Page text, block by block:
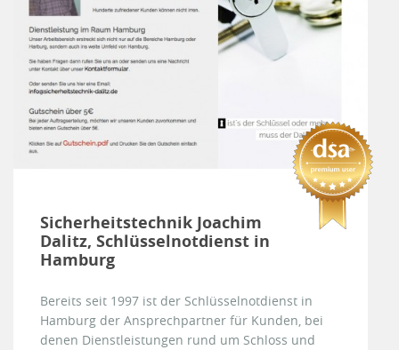
Sicherheitstechnik Joachim
Dalitz, Schlüsselnotdienst in
Hamburg
Bereits seit 1997 ist der Schlüsselnotdienst in
Hamburg der Ansprechpartner für Kunden, bei
denen Dienstleistungen rund um Schloss und